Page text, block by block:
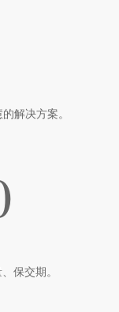
解决方案。
保交期。